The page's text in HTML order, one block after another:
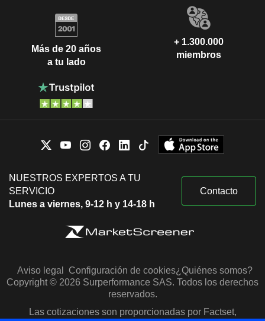
Más de 20 años
a tu lado
+ 1.300.000
miembros
NUESTROS EXPERTOS A TU
SERVICIO
Lunes a viernes, 9-12 h y 14-18 h
Contacto
Aviso legal Configuración de cookies¿Quiénes somos?
Copyright © 2026 Surperformance SAS. Todos los derechos
reservados.
Las cotizaciones son proporcionadas por Factset,